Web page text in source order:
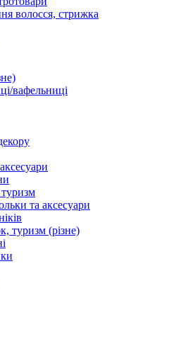
волосся, стрижка
вафельниці
та аксесуари
туризм (різне)